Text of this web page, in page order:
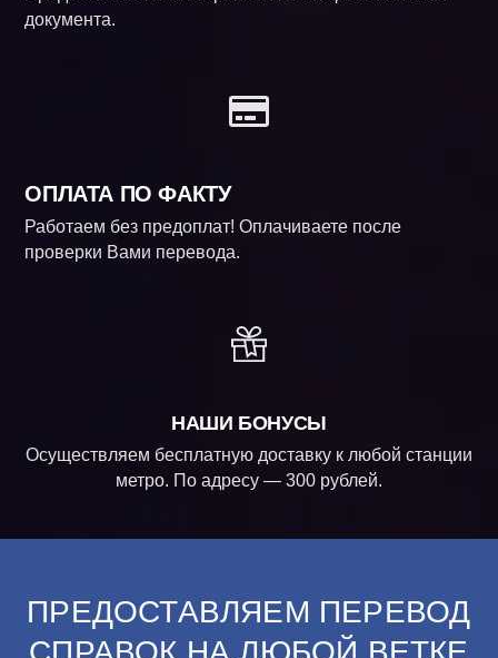
документа.
ОПЛАТА ПО ФАКТУ
Работаем без предоплат! Оплачиваете после
проверки Вами перевода.
НАШИ БОНУСЫ
Осуществляем бесплатную доставку к любой станции
метро. По адресу — 300 рублей.
ПРЕДОСТАВЛЯЕМ ПЕРЕВОД